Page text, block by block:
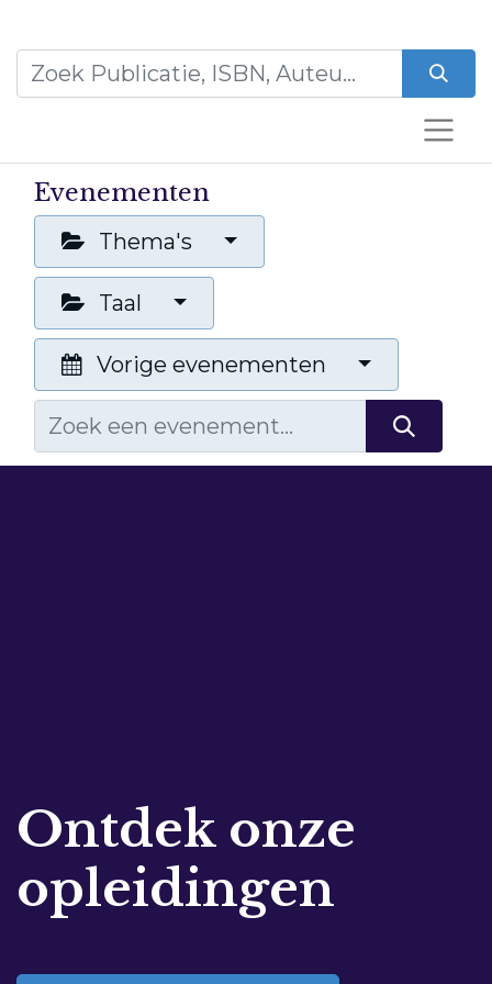
Evenementen
Thema's
Taal
Vorige evenementen
Ontdek onze
opleidingen